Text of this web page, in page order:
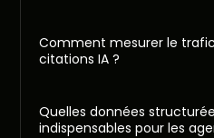
Comment mesurer le
citations IA ?
Quelles données
indispensables pour les